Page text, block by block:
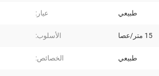
طبيعي عيار:
15 متر/عصا الأسلوب:
طبيعي الخصائص: